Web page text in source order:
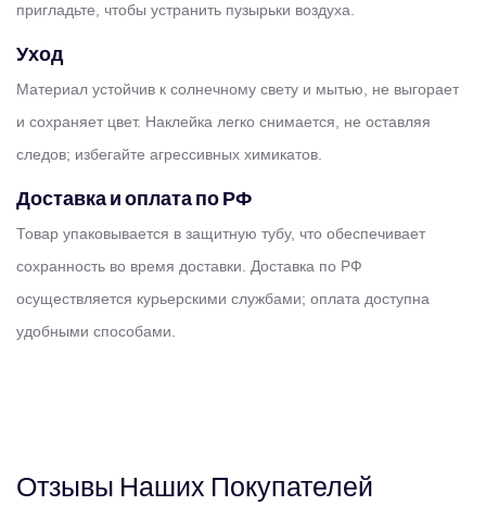
пригладьте, чтобы устранить пузырьки воздуха.
Уход
Материал устойчив к солнечному свету и мытью, не выгорает
и сохраняет цвет. Наклейка легко снимается, не оставляя
следов; избегайте агрессивных химикатов.
Доставка и оплата по РФ
Товар упаковывается в защитную тубу, что обеспечивает
сохранность во время доставки. Доставка по РФ
осуществляется курьерскими службами; оплата доступна
удобными способами.
Отзывы Наших Покупателей